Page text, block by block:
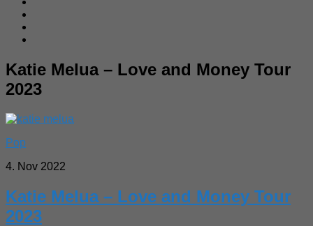
Katie Melua – Love and Money Tour
2023
Pop
4. Nov 2022
Katie Melua – Love and Money Tour
2023